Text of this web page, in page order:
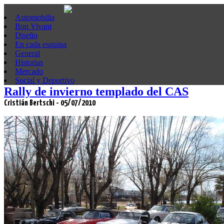
Automobilia
Bon Vivant
Diseño
En cada esquina
General
Historias
Mercado
Social y Deportivo
Rally de invierno templado del CAS
Cristián Bertschi - 05/07/2010